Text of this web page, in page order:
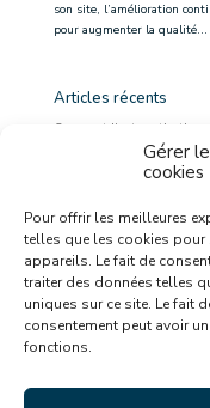
Gérer
cookies
Pour offrir les meilleures
telles que les cookies pour
appareils. Le fait de
traiter des données telles
uniques sur ce site. Le fait
consentement peut avoir
fonctions.
son site, l’amélioration
pour augmenter la qualité...
Articles récents
Comment l’automatisation
Comment l’automatisation
Les extensions WordPress
Pourquoi créer un blog sur
Catégories
No Code